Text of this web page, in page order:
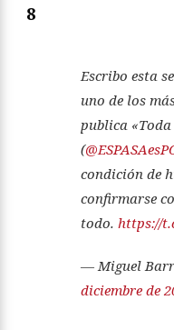
8
Escribo esta
uno de los
publica
(
condición de
confirmarse
todo. https://
— Miguel
diciembre de